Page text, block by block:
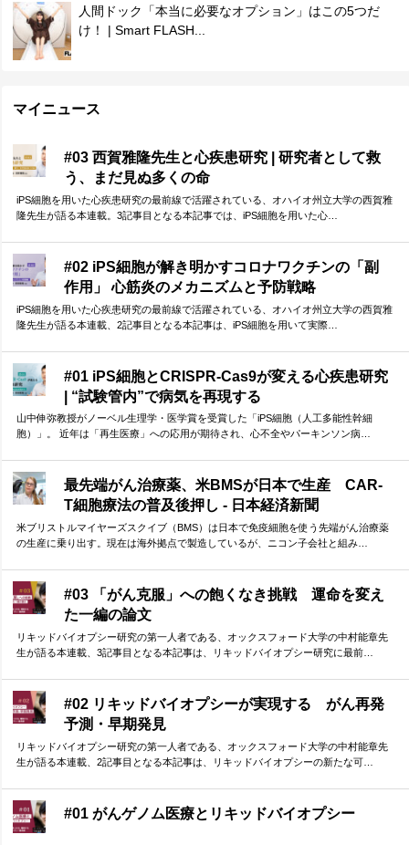
人間ドック「本当に必要なオプション」はこの5つだ
け！ | Smart FLASH...
マイニュース
#03 西賀雅隆先生と心疾患研究 | 研究者として救
う、まだ見ぬ多くの命
iPS細胞を用いた心疾患研究の最前線で活躍されている、オハイオ州立大学の西賀雅
隆先生が語る本連載。3記事目となる本記事では、iPS細胞を用いた心…
#02 iPS細胞が解き明かすコロナワクチンの「副
作用」 心筋炎のメカニズムと予防戦略
iPS細胞を用いた心疾患研究の最前線で活躍されている、オハイオ州立大学の西賀雅
隆先生が語る本連載、2記事目となる本記事は、iPS細胞を用いて実際…
#01 iPS細胞とCRISPR-Cas9が変える心疾患研究
| “試験管内”で病気を再現する
山中伸弥教授がノーベル生理学・医学賞を受賞した「iPS細胞（人工多能性幹細
胞）」。 近年は「再生医療」への応用が期待され、心不全やパーキンソン病…
最先端がん治療薬、米BMSが日本で生産 CAR-
T細胞療法の普及後押し - 日本経済新聞
米ブリストルマイヤーズスクイブ（BMS）は日本で免疫細胞を使う先端がん治療薬
の生産に乗り出す。現在は海外拠点で製造しているが、ニコン子会社と組み…
#03 「がん克服」への飽くなき挑戦 運命を変え
た一編の論文
リキッドバイオプシー研究の第一人者である、オックスフォード大学の中村能章先
生が語る本連載、3記事目となる本記事は、リキッドバイオプシー研究に最前…
#02 リキッドバイオプシーが実現する がん再発
予測・早期発見
リキッドバイオプシー研究の第一人者である、オックスフォード大学の中村能章先
生が語る本連載、2記事目となる本記事は、リキッドバイオプシーの新たな可…
#01 がんゲノム医療とリキッドバイオプシー